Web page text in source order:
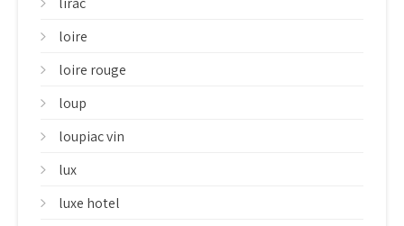
loire
loire rouge
loup
loupiac vin
lux
luxe hotel